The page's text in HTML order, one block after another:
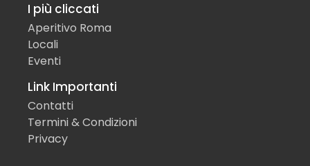
I più cliccati
Aperitivo Roma
Locali
Eventi
Link Importanti
Contatti
Termini & Condizioni
Privacy